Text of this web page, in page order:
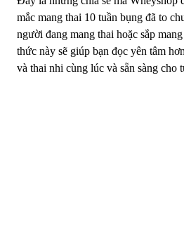
mắc mang thai 10 tuần bụng đã to
người đang mang thai hoặc sắp
​​thức này sẽ giúp bạn đọc yên tâm
và thai nhi cùng lúc và sẵn sàng cho